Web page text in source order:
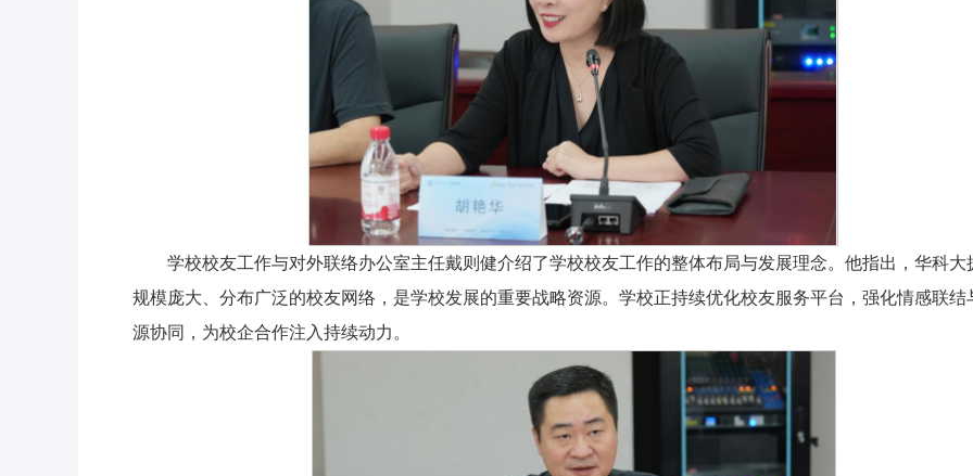
学校校友工作与对外联络办公室主任戴则健介绍了学校校友工作的整体布局与发展理念。他指出，华科大
规模庞大、分布广泛的校友网络，是学校发展的重要战略资源。学校正持续优化校友服务平台，强化情感联结
源协同，为校企合作注入持续动力。